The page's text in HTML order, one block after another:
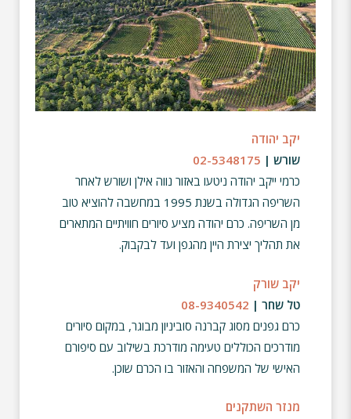
יקב יהודה
שורש | 02-5348175
כרמי ייקב יהודה ניטעו באזור נווה אילן ושורש לאחר
השריפה הגדולה בשנת 1995 במחשבה להוציא טוב
מן השריפה. כרם יהודה מציע סיורים חוויתיים המתארים
את תהליך יצירת היין מהגפן ועד לבקבוק.
יקב שורק
טל שחר | 08-9340542
כרם גפנים מסוג קברנה סוביניון מבוגר, במקום סיורים
מודרכים הכוללים טעימה מודרכת בשילוב עם סיפורם
האישי של המשפחה והאזור בו הכרם שוכן.
מנזר השתקנים